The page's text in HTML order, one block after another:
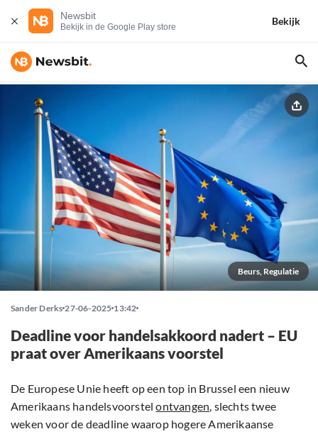
Newsbit
Bekijk in de Google Play store
Bekijk
Beurs, Regulatie
Sander Derks 27-06-2025 13:42
Deadline voor handelsakkoord nadert – EU
praat over Amerikaans voorstel
De Europese Unie heeft op een top in Brussel een nieuw
Amerikaans handelsvoorstelontvangen, slechts twee
weken voor de deadline waarop hogere Amerikaanse